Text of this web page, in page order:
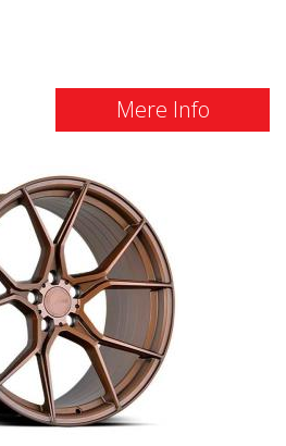
Mere Info